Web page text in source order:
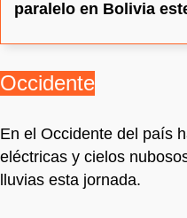
paralelo en Bolivia
Occidente
En el Occidente del país
eléctricas y cielos
lluvias esta jornada.